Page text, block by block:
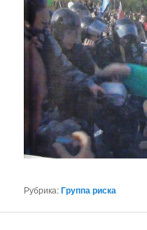
Рубрика:Группа риска